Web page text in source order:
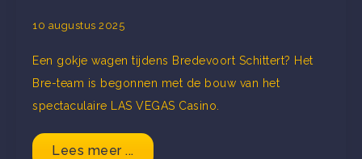
10 augustus 2025
Een gokje wagen tijdens Bredevoort Schittert? Het
Bre-team is begonnen met de bouw van het
spectaculaire LAS VEGAS Casino.
Lees meer ...